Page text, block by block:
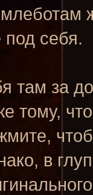
под себя.
там за
тому,
в